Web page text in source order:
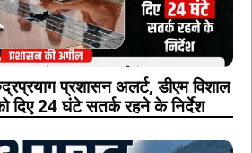
प्रशासन अलर्ट, डीएम विशाल
दिए 24 घंटे सतर्क रहने के निर्देश